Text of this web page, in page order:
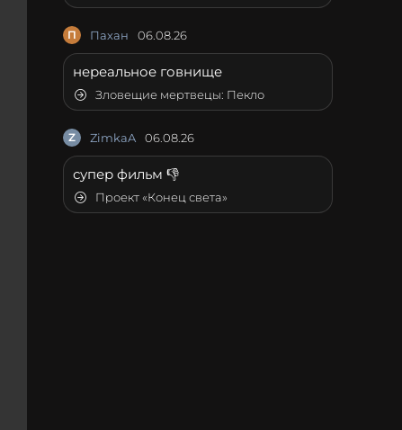
П Пахан 06.08.26
нереальное говнище
Зловещие мертвецы: Пекло
Z ZimkaA 06.08.26
супер фильм 👎
Проект «Конец света»